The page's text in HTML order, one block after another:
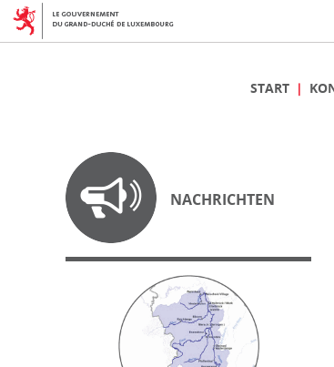
START
NACHRICHTEN